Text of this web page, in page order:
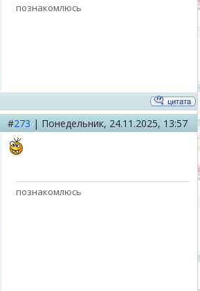
познакомлюсь
#273 | Понедельник, 24.11.2025, 13:57
познакомлюсь